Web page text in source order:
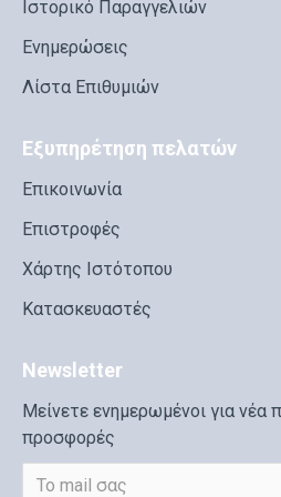
Ιστορικό Παραγγελιών
Ενημερώσεις
Λίστα Επιθυμιών
Εξυπηρέτηση πελατών
Επικοινωνία
Επιστροφές
Χάρτης Ιστότοπου
Κατασκευαστές
Newsletter
Μείνετε ενημερωμένοι για νέα
προσφορές